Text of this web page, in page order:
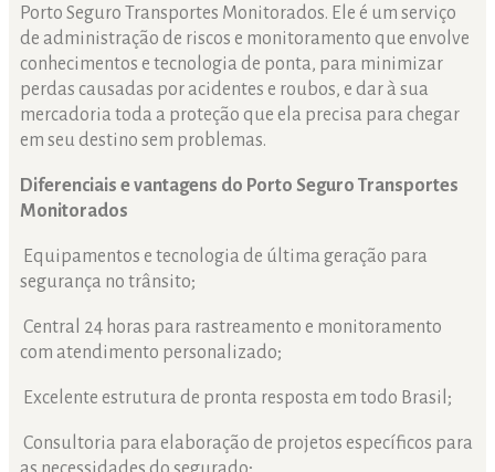
Porto Seguro Transportes Monitorados. Ele é um serviço
de administração de riscos e monitoramento que envolve
conhecimentos e tecnologia de ponta, para minimizar
perdas causadas por acidentes e roubos, e dar à sua
mercadoria toda a proteção que ela precisa para chegar
em seu destino sem problemas.
Diferenciais e vantagens do Porto Seguro Transportes
Monitorados
Equipamentos e tecnologia de última geração para
segurança no trânsito;
Central 24 horas para rastreamento e monitoramento
com atendimento personalizado;
Excelente estrutura de pronta resposta em todo Brasil;
Consultoria para elaboração de projetos específicos para